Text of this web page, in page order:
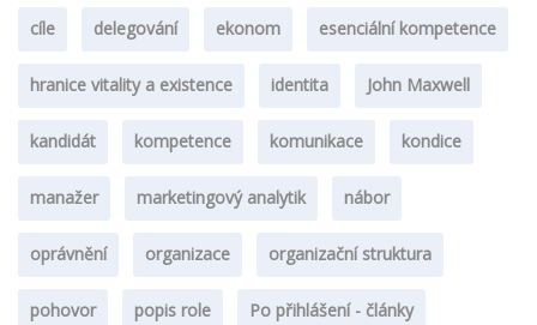
cíle delegování ekonom esenciální kompetence
hranice vitality a existence identita John Maxwell
kandidát kompetence komunikace kondice
manažer marketingový analytik nábor
oprávnění organizace organizační struktura
pohovor popis role Po přihlášení - články